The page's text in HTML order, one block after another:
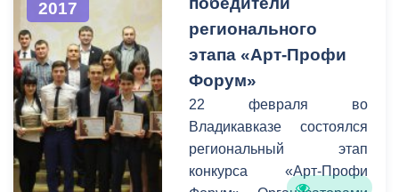
актеры и режиссеры
смогут воплощать свои
самые смелые творческие
идеи и замыслы.
Накануне на этой сцене
прошло первое
мероприятие - премьера
спектакля «Лейтенант с
острова Инишмор»
2017
регионального
этапа «Арт-Профи
Форум»
22 февраля во
Владикавказе состоялся
региональный этап
конкурса «Арт-Профи